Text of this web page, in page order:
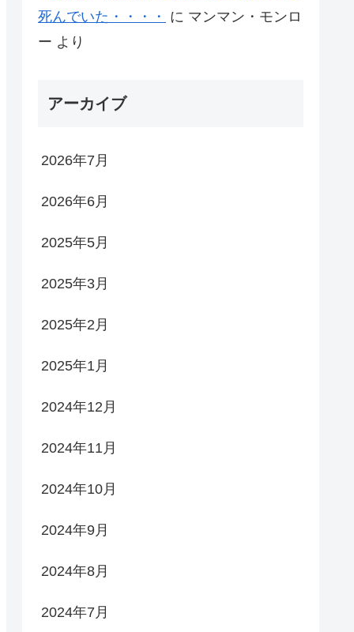
死んでいた・・・・
に マンマン・モンロ
ー より
アーカイブ
2026年7月
2026年6月
2025年5月
2025年3月
2025年2月
2025年1月
2024年12月
2024年11月
2024年10月
2024年9月
2024年8月
2024年7月